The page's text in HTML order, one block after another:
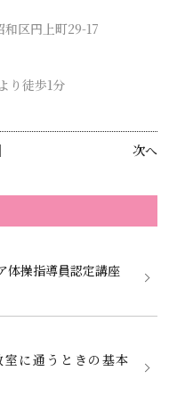
区円上町29-17
り徒歩1分
次へ
体操指導員認定講座
室に通うときの基本